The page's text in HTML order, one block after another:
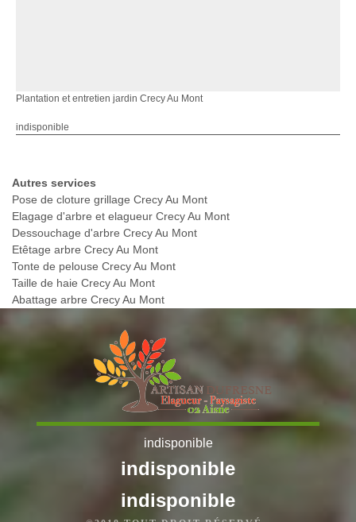
Plantation et entretien jardin Crecy Au Mont
indisponible
Autres services
Pose de cloture grillage Crecy Au Mont
Elagage d'arbre et elagueur Crecy Au Mont
Dessouchage d'arbre Crecy Au Mont
Etêtage arbre Crecy Au Mont
Tonte de pelouse Crecy Au Mont
Taille de haie Crecy Au Mont
Abattage arbre Crecy Au Mont
indisponible
indisponible
indisponible